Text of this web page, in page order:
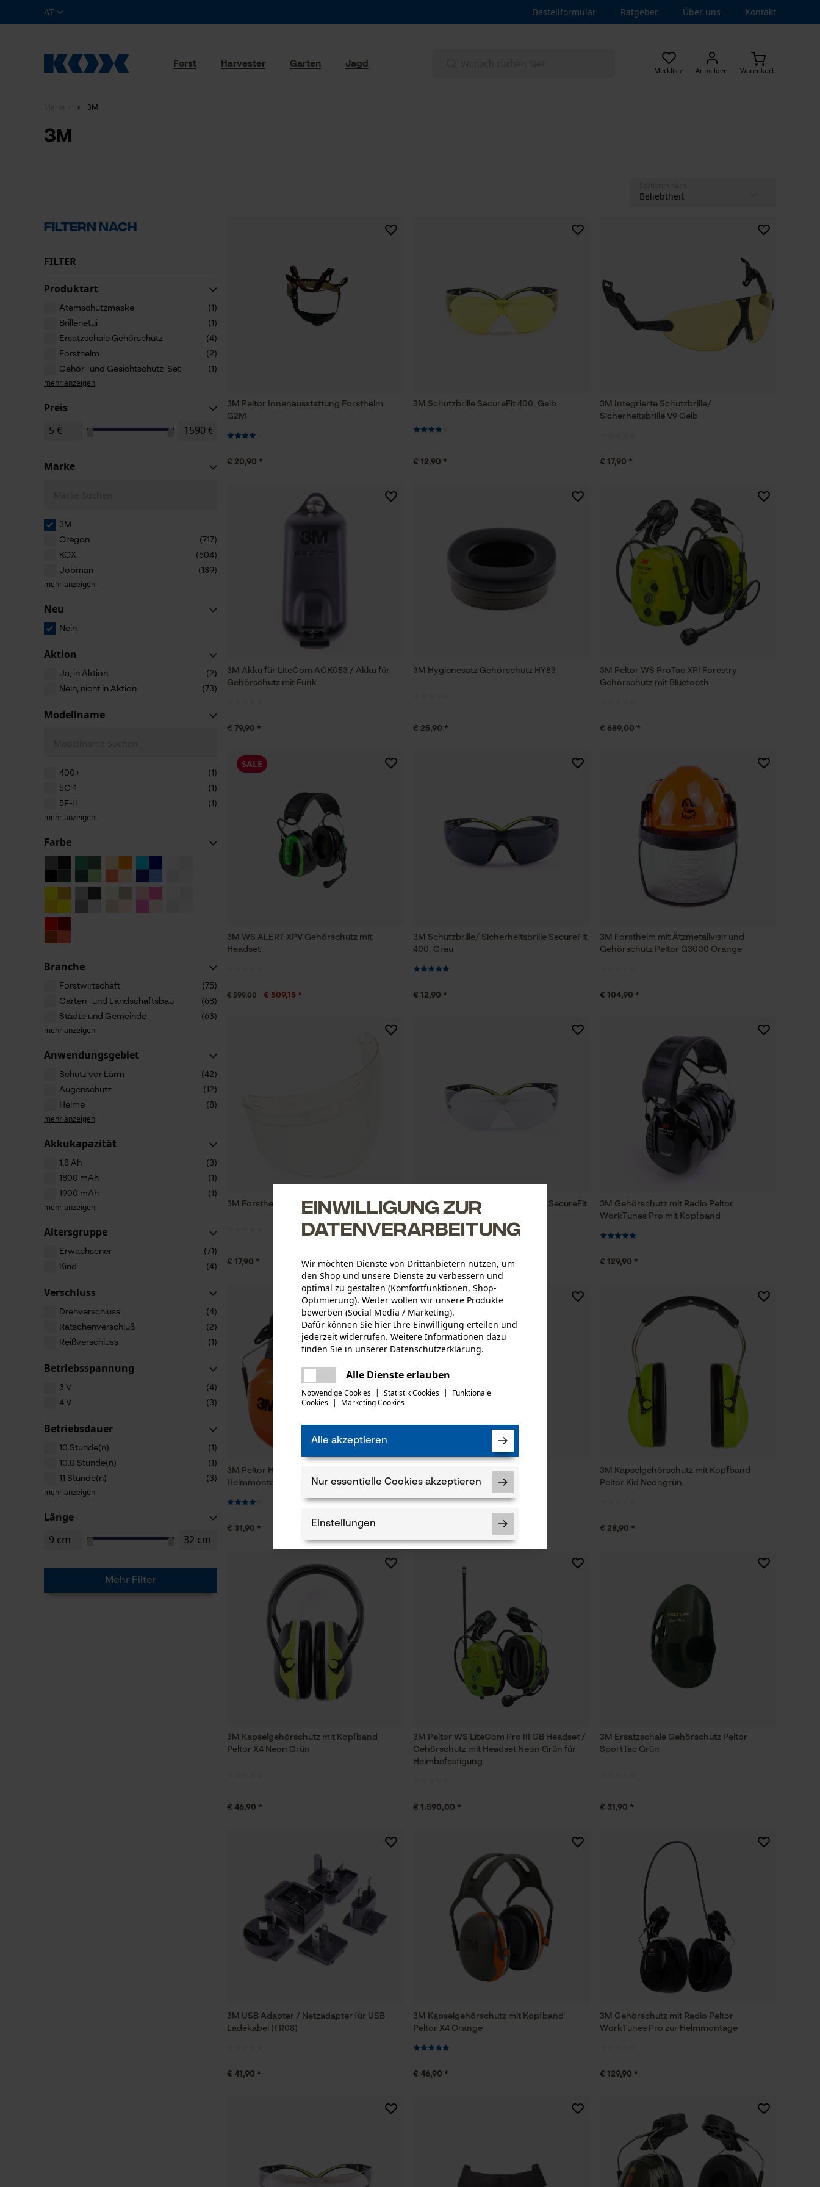
AT Bestellformular Ratgeber Über uns Kontakt
Merkliste Anmelden Warenkorb
Forst Harvester Garten Jagd
3M
3M
Filtern nach
FILTER
Produktart
Atemschutzmaske
(1)
Brillenetui
(1)
Ersatzschale Gehörschutz
(4)
Forsthelm
(2)
Gehör- und Gesichtschutz-Set
(1)
mehr anzeigen
Preis
Marke
3M
Oregon
(717)
KOX
(504)
Jobman
(139)
mehr anzeigen
Neu
Nein
Aktion
Ja, in Aktion
(2)
Nein, nicht in Aktion
(73)
Modellname
400+
(1)
5C-1
(1)
5F-11
(1)
mehr anzeigen
Farbe
Branche
Forstwirtschaft
(75)
Garten- und Landschaftsbau
(68)
Städte und Gemeinde
(63)
mehr anzeigen
Anwendungsgebiet
Schutz vor Lärm
(42)
Augenschutz
(12)
Helme
(8)
mehr anzeigen
Akkukapazität
1.8 Ah
(3)
1800 mAh
(1)
1900 mAh
(1)
mehr anzeigen
Altersgruppe
Erwachsener
(71)
Kind
(4)
Verschluss
Drehverschluss
(4)
Ratschenverschluß
(2)
Reißverschluss
(1)
Betriebsspannung
3 V
(4)
4 V
(3)
Betriebsdauer
10 Stunde(n)
(1)
10.0 Stunde(n)
(1)
11 Stunde(n)
(3)
mehr anzeigen
Länge
Mehr Filter
3M Peltor Innenausstattung Forsthelm
G2M
€ 20,90 *
3M Schutzbrille SecureFit 400, Gelb
€ 12,90 *
3M Integrierte Schutzbrille/
Sicherheitsbrille V9 Gelb
€ 17,90 *
3M Akku für LiteCom ACK053 / Akku für
Gehörschutz mit Funk
€ 79,90 *
3M Hygienesatz Gehörschutz HY83
€ 25,90 *
3M Peltor WS ProTac XPI Forestry
Gehörschutz mit Bluetooth
€ 689,00 *
3M WS ALERT XPV Gehörschutz mit
Headset
SALE
€ 599,00 € 509,15 *
3M Schutzbrille/ Sicherheitsbrille SecureFit
400, Grau
€ 12,90 *
3M Forsthelm mit Ätzmetallvisir und
Gehörschutz Peltor G3000 Orange
€ 104,90 *
3M Forsthelm Visier aus Polycarbonat 5F-11
€ 17,90 *
3M Schutzbrille/ Sicherheitsbrille SecureFit
400, Klar
€ 12,90 *
3M Gehörschutz mit Radio Peltor
WorkTunes Pro mit Kopfband
€ 129,90 *
3M Peltor H31 Kapselgehörschützer für
Helmmontage
€ 31,90 *
3M Mikro-Windschutz M60/2
3M Kapselgehörschutz mit Kopfband
Peltor Kid Neongrün
€ 28,90 *
3M Kapselgehörschutz mit Kopfband
Peltor X4 Neon Grün
€ 46,90 *
3M Peltor WS LiteCom Pro III GB Headset /
Gehörschutz mit Headset Neon Grün für
Helmbefestigung
€ 1.590,00 *
3M Ersatzschale Gehörschutz Peltor
SportTac Grün
€ 31,90 *
3M USB Adapter / Netzadapter für USB
Ladekabel (FR08)
€ 41,90 *
3M Kapselgehörschutz mit Kopfband
Peltor X4 Orange
€ 46,90 *
3M Gehörschutz mit Radio Peltor
WorkTunes Pro zur Helmmontage
€ 129,90 *
Einwilligung zur
Datenverarbeitung
Wir möchten Dienste von Drittanbietern nutzen, um
den Shop und unsere Dienste zu verbessern und
optimal zu gestalten (Komfortfunktionen, Shop-
Optimierung). Weiter wollen wir unsere Produkte
bewerben (Social Media / Marketing).
Dafür können Sie hier Ihre Einwilligung erteilen und
jederzeit widerrufen. Weitere Informationen dazu
finden Sie in unserer Datenschutzerklärung.
Alle Dienste erlauben
Notwendige Cookies | Statistik Cookies |
Funktionale
Cookies | Marketing Cookies
Alle akzeptieren
Nur essentielle Cookies akzeptieren
Einstellungen
Notwendige Cookies
Econda Tag Manager
Mouseflow Web Analytics Tool
Fact-Finder Tracking
Funktionale Cookies
Personalisierte Startseite
Gespeicherter Warenkorb
Persönliche Begrüßung
Geo-IP und User Detection
Google Maps
Marketing Cookies
Es ist ein Fehler aufgetreten. Bitte
versuchen Sie es erneut.
teilen
mail